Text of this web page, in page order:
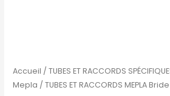
Accueil /TUBES ET RACCORDS
Mepla / TUBES ET RACCORDS MEPLA